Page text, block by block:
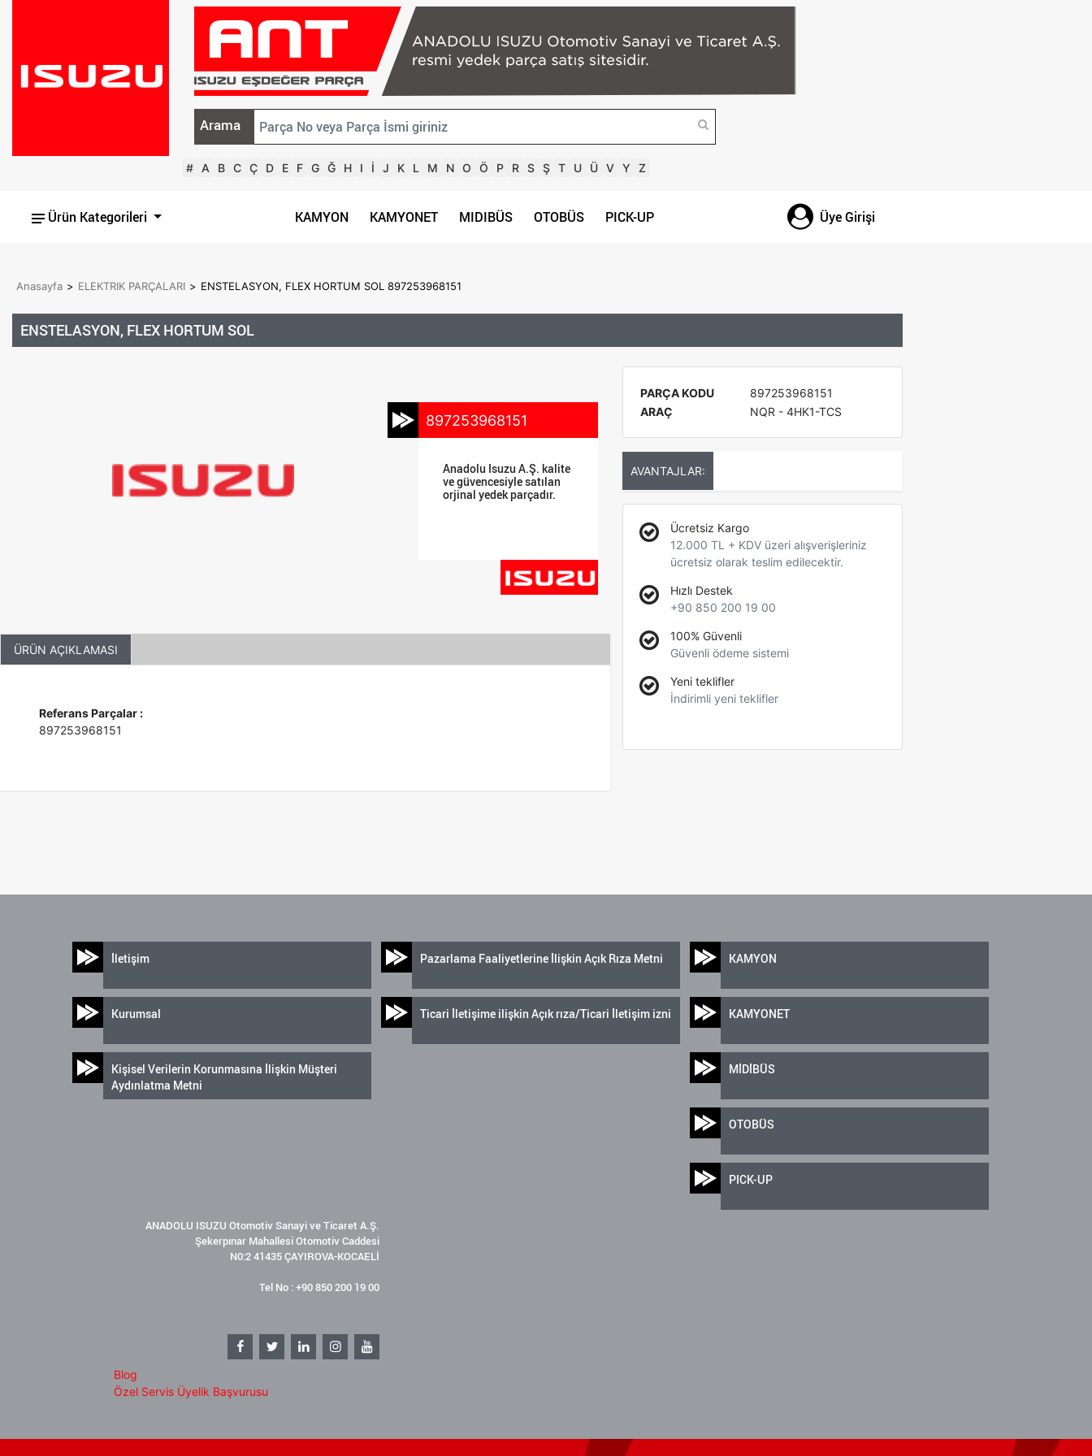
Arama
# A B C Ç D E F G Ğ H I İ J K L M N O Ö P R S Ş T U Ü V Y Z
Ürün Kategorileri KAMYON KAMYONET MIDIBÜS OTOBÜS PICK-UP Üye Girişi
Anasayfa > ELEKTRIK PARÇALARI > ENSTELASYON, FLEX HORTUM SOL 897253968151
ENSTELASYON, FLEX HORTUM SOL
897253968151
Anadolu Isuzu A.Ş. kalite
ve güvencesiyle satılan
orjinal yedek parçadır.
ÜRÜN AÇIKLAMASI
Referans Parçalar :
897253968151
PARÇA KODU
897253968151
ARAÇ
NQR - 4HK1-TCS
AVANTAJLAR:
Ücretsiz Kargo
12.000 TL + KDV üzeri alışverişleriniz
ücretsiz olarak teslim edilecektir.
Hızlı Destek
+90 850 200 19 00
100% Güvenli
Güvenli ödeme sistemi
Yeni teklifler
İndirimli yeni teklifler
İletişim
Kurumsal
Kişisel Verilerin Korunmasına İlişkin Müşteri
Aydınlatma Metni
Pazarlama Faaliyetlerine İlişkin Açık Rıza Metni
Ticari İletişime ilişkin Açık rıza/Ticari İletişim izni
KAMYON
KAMYONET
MİDİBÜS
OTOBÜS
PICK-UP
ANADOLU ISUZU Otomotiv Sanayi ve Ticaret A.Ş.
Şekerpınar Mahallesi Otomotiv Caddesi
N0:2 41435 ÇAYIROVA-KOCAELİ
Tel No : +90 850 200 19 00
Blog
Özel Servis Üyelik Başvurusu